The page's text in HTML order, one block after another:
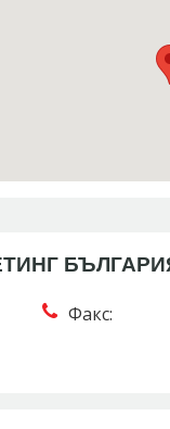
Факс: